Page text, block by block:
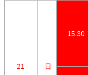
21 日
15:30